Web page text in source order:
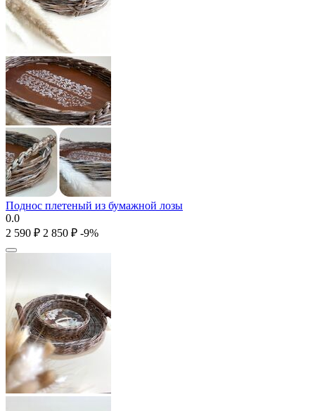
Поднос плетеный из бумажной лозы
0.0
2 590 ₽ 2 850 ₽ -9%